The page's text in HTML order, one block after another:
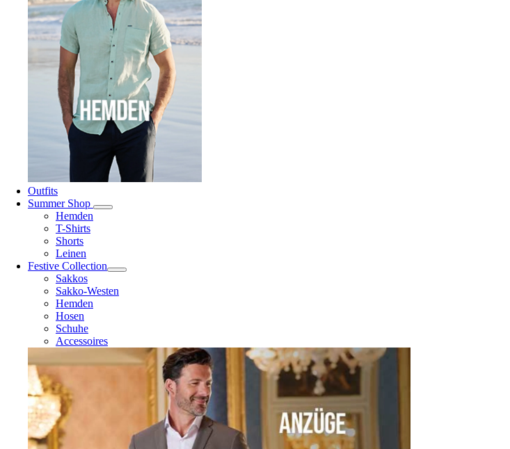
Outfits
Summer Shop
Hemden
T-Shirts
Shorts
Leinen
Festive Collection
Sakkos
Sakko-Westen
Hemden
Hosen
Schuhe
Accessoires